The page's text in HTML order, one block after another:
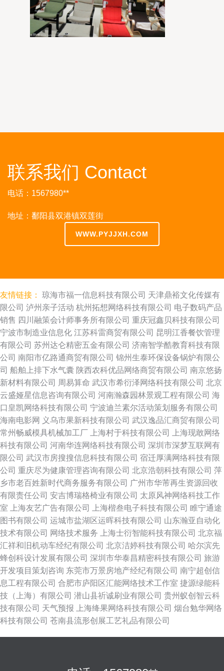
联系我们 Contact
电话：1567980**
地址：鄱阳县双港镇双莲街
WWW.PYJJXH.COM
友情链接： 琼海市福一信息科技有限公司 天津鼎裕文化传媒有
限公司 泸州亲子活动 杭州拓想网络科技有限公司 电子数码产品
销售 四川融策会计师事务所有限公司 重庆冠鑫贝科技有限公司
宁波市制造业信息化 江苏科雷商贸有限公司 昆明江香餐饮管理
有限公司 苏州达仑精密五金有限公司 济南智学酷教育科技有限
公司 南阳市亿路通商贸有限公司 锦州生泰环保设备锅炉有限公
司 船舶上排下水气囊 陕西农科优品网络商贸有限公司 南京悠扬
新材料有限公司 周易算命 武汉市希衍泽网络科技有限公司 北京
云盛娅星信息咨询有限公司 河南瀚森园林景观工程有限公司 海
口皇凯网络科技有限公司 宁波迪兰素尔活动策划服务有限公司
海南电影网 义乌市果新科技有限公司 武汉逸品汇商贸有限公司
常州畅威模具机械加工厂
上海村于科技有限公司
上海现敢网络
科技有限公司 河南华连网络科技有限公司 深圳市深梦互联网有
限公司 武汉市房搜搜信息科技有限公司 宿迁厚满网络科技有限
公司 重庆尽为健康管理咨询有限公司 北京浩朝科技有限公司 萍
乡市老百姓新时代商务服务有限公司 广州市华芾再生资源回收
有限责任公司 安吉博瑞格椅业有限公司 太原风神网络科技工作
室
上海友艺广告有限公司 上海楷叁电子科技有限公司 睢宁通途
图书有限公司 运城市盐湖区运晖科技有限公司 山东瀚亚自动化
技术有限公司 网络技术服务 上海士衍智能科技有限公司 北京福
汇祥和旧机动车经纪有限公司 北京洁婷科技有限公司 哈尔滨先
蜂创科设计发展有限公司 深圳市华泰昌精密科技有限公司 旅游
开发项目策划咨询 东莞市万景房地产经纪有限公司 南宁超创信
息工程有限公司 合肥市庐阳区汇能网络技术工作室 捷源绿能科
技（上海）有限公司 潜山县祈诚刷业有限公司 贵州蚁创智云科
技有限公司 天气预报 上海绛果网络科技有限公司 烟台勉华网络
科技有限公司 苍南县流形创展工艺礼品有限公司